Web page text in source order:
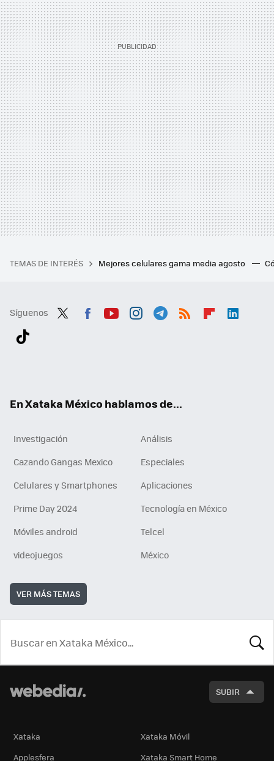
TEMAS DE INTERÉS Mejores celulares gama media agosto
Síguenos
En Xataka México hablamos de...
Investigación
Análisis
Cazando Gangas Mexico
Especiales
Celulares y Smartphones
Aplicaciones
Prime Day 2024
Tecnología en México
Móviles android
Telcel
videojuegos
México
VER MÁS TEMAS
SUBIR
Xataka
Xataka Móvil
Applesfera
Xataka Smart Home